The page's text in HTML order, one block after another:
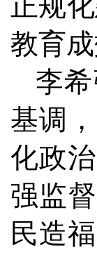
教育成
李
基调
化政
强监
民造